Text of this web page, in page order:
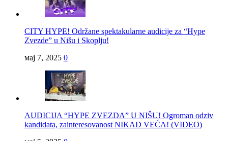
CITY HYPE! Održane spektakularne audicije za “Hype
Zvezde” u Nišu i Skoplju!
мај 7, 2025 0
AUDICIJA “HYPE ZVEZDA” U NIŠU! Ogroman odziv
kandidata, zainteresovanost NIKAD VEĆA! (VIDEO)